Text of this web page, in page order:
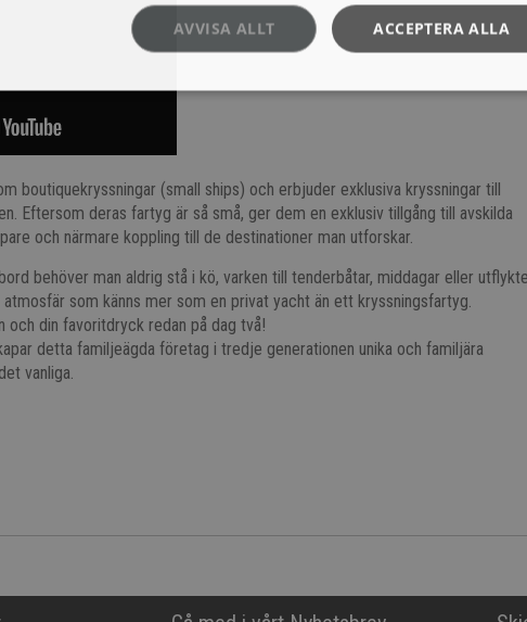
boutiquekryssningar (small ships) och erbjuder exklusiva kryssningar till
Eftersom deras fartyg är så små, ger dem en exklusiv tillgång till avskilda
och närmare koppling till de destinationer man utforskar.
behöver man aldrig stå i kö, varken till tenderbåtar, middagar eller
atmosfär som känns mer som en privat yacht än ett kryssningsfartyg.
och din favoritdryck redan på dag två!
detta familjeägda företag i tredje generationen unika och familjära
vanliga.
ACCEPTERA ALLA
AVVISA ALLT